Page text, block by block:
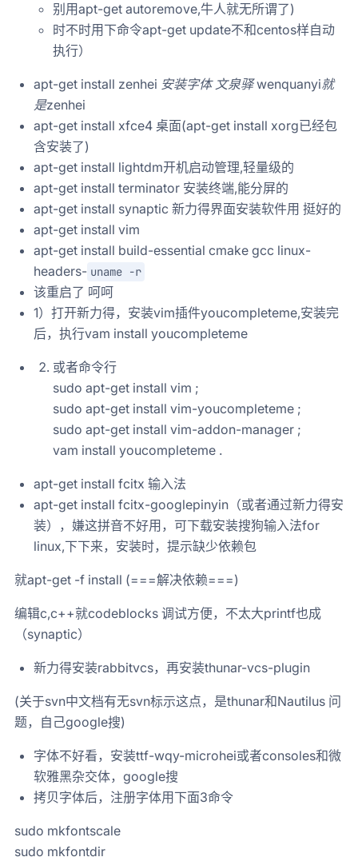
别用apt-get autoremove,牛人就无所谓了)
时不时用下命令apt-get update不和centos样自动
执行）
apt-get install zenhei 安装字体 文泉驿 wenquanyi就
是zenhei
apt-get install xfce4 桌面(apt-get install xorg已经包
含安装了)
apt-get install lightdm开机启动管理,轻量级的
apt-get install terminator 安装终端,能分屏的
apt-get install synaptic 新力得界面安装软件用 挺好的
apt-get install vim
apt-get install build-essential cmake gcc linux-
headers- uname -r
该重启了 呵呵
1）打开新力得，安装vim插件youcompleteme,安装完
后，执行vam install youcompleteme
或者命令行
sudo apt-get install vim ;
sudo apt-get install vim-youcompleteme ;
sudo apt-get install vim-addon-manager ;
vam install youcompleteme .
apt-get install fcitx 输入法
apt-get install fcitx-googlepinyin（或者通过新力得安
装），嫌这拼音不好用，可下载安装搜狗输入法for
linux,下下来，安装时，提示缺少依赖包
就apt-get -f install (===解决依赖===)
编辑c,c++就codeblocks 调试方便，不太大printf也成
（synaptic）
新力得安装rabbitvcs，再安装thunar-vcs-plugin
(关于svn中文档有无svn标示这点，是thunar和Nautilus 问
题，自己google搜)
字体不好看，安装ttf-wqy-microhei或者consoles和微
软雅黑杂交体，google搜
拷贝字体后，注册字体用下面3命令
sudo mkfontscale
sudo mkfontdir